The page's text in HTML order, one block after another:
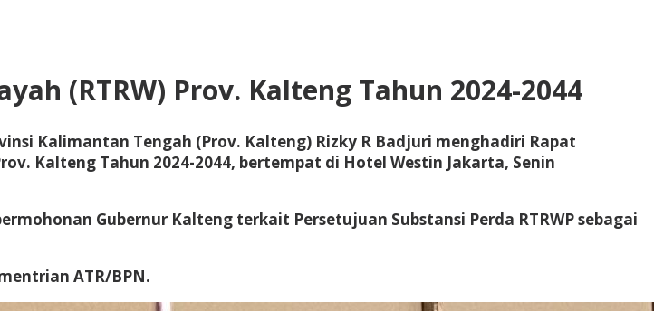
(RTRW) Prov. Kalteng Tahun 2024-2044
Kalimantan Tengah (Prov. Kalteng) Rizky R Badjuri menghadiri Rapat
Kalteng Tahun 2024-2044, bertempat di Hotel Westin Jakarta, Senin
Gubernur Kalteng terkait Persetujuan Substansi Perda RTRWP sebagai
ATR/BPN.